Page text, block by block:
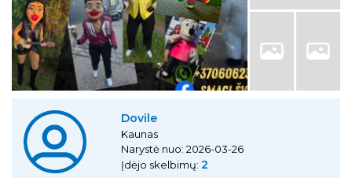
Dovile
Kaunas
Narystė nuo: 2026-03-26
Įdėjo skelbimų:2